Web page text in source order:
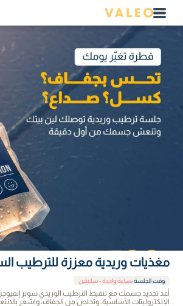
مغذيات وريدية معززة للترطيب
وقت الجلسة:ساعة واحدة - ساعتين
أعد تجديد جسمك مع تنقيط الترطيب الوريدي سوبر
الإلكتروليتات الأساسية، وتخلص من الجفاف، واشعر